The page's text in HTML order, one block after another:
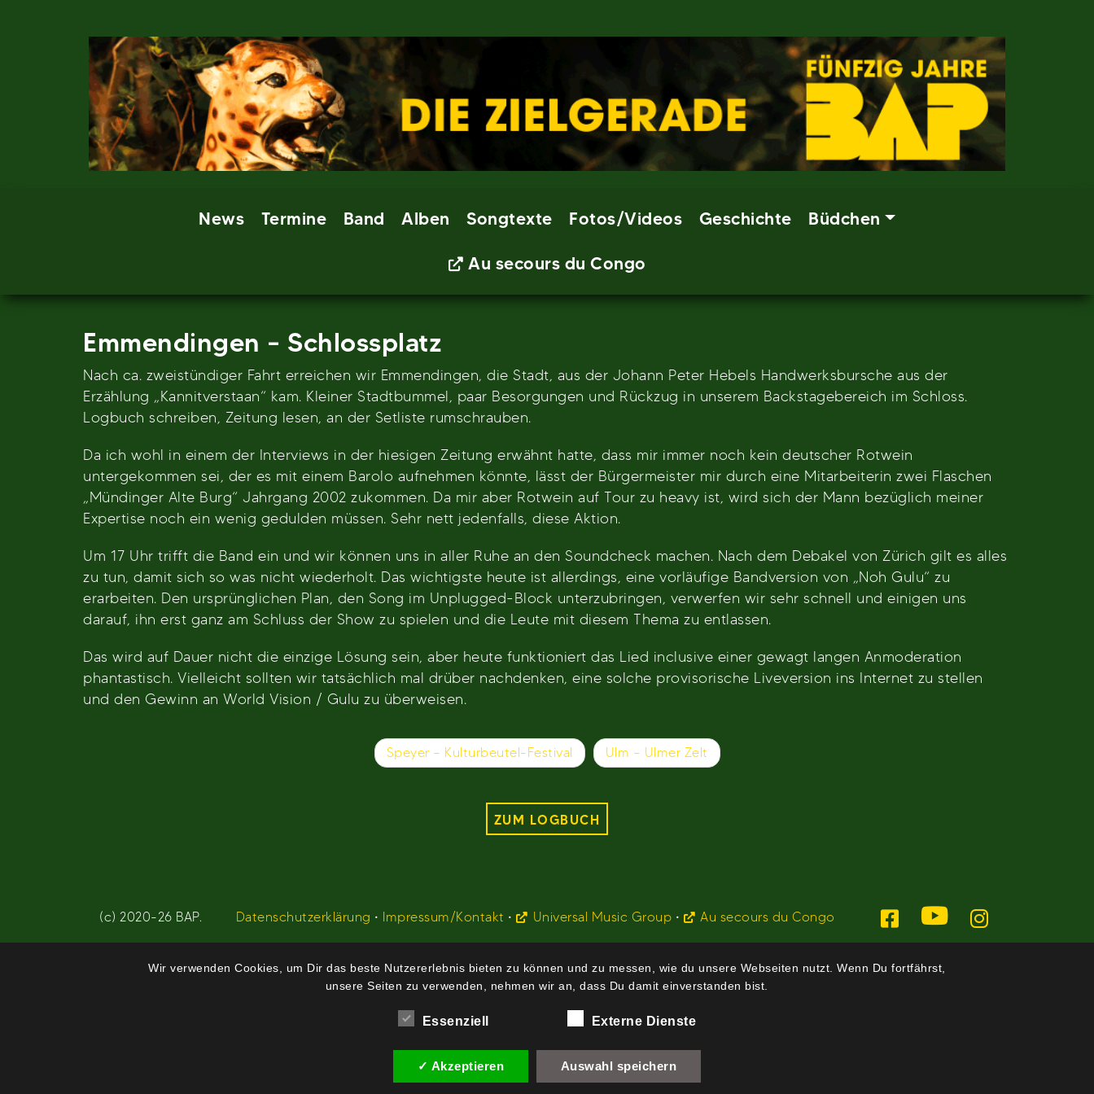
News Termine Band Alben Songtexte Fotos/Videos Geschichte Büdchen
Au secours du Congo
Emmendingen – Schlossplatz
Nach ca. zweistündiger Fahrt erreichen wir Emmendingen, die Stadt, aus der Johann Peter Hebels Handwerksbursche aus der
Erzählung „Kannitverstaan“ kam. Kleiner Stadtbummel, paar Besorgungen und Rückzug in unserem Backstagebereich im Schloss.
Logbuch schreiben, Zeitung lesen, an der Setliste rumschrauben.
Da ich wohl in einem der Interviews in der hiesigen Zeitung erwähnt hatte, dass mir immer noch kein deutscher Rotwein
untergekommen sei, der es mit einem Barolo aufnehmen könnte, lässt der Bürgermeister mir durch eine Mitarbeiterin zwei Flaschen
„Mündinger Alte Burg“ Jahrgang 2002 zukommen. Da mir aber Rotwein auf Tour zu heavy ist, wird sich der Mann bezüglich meiner
Expertise noch ein wenig gedulden müssen. Sehr nett jedenfalls, diese Aktion.
Um 17 Uhr trifft die Band ein und wir können uns in aller Ruhe an den Soundcheck machen. Nach dem Debakel von Zürich gilt es alles
zu tun, damit sich so was nicht wiederholt. Das wichtigste heute ist allerdings, eine vorläufige Bandversion von „Noh Gulu“ zu
erarbeiten. Den ursprünglichen Plan, den Song im Unplugged-Block unterzubringen, verwerfen wir sehr schnell und einigen uns
darauf, ihn erst ganz am Schluss der Show zu spielen und die Leute mit diesem Thema zu entlassen.
Das wird auf Dauer nicht die einzige Lösung sein, aber heute funktioniert das Lied inclusive einer gewagt langen Anmoderation
phantastisch. Vielleicht sollten wir tatsächlich mal drüber nachdenken, eine solche provisorische Liveversion ins Internet zu stellen
und den Gewinn an World Vision / Gulu zu überweisen.
Speyer – Kulturbeutel-Festival Ulm – Ulmer Zelt
ZUM LOGBUCH
(c) 2020-26 BAP. Datenschutzerklärung • Impressum/Kontakt • Universal Music Group • Au secours du Congo
Wir verwenden Cookies, um Dir das beste Nutzererlebnis bieten zu können und zu messen, wie du unsere Webseiten nutzt. Wenn Du fortfährst,
unsere Seiten zu verwenden, nehmen wir an, dass Du damit einverstanden bist.
Essenziell Externe Dienste
✓ Akzeptieren Auswahl speichern